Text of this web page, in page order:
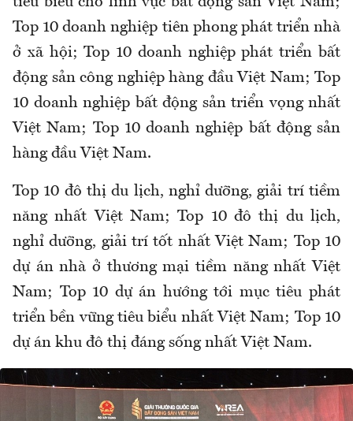
Top 10 doanh nghiệp tiên phong phát triển nhà
ở xã hội; Top 10 doanh nghiệp phát triển bất
động sản công nghiệp hàng đầu Việt Nam; Top
10 doanh nghiệp bất động sản triển vọng nhất
Việt Nam; Top 10 doanh nghiệp bất động sản
hàng đầu Việt Nam.
Top 10 đô thị du lịch, nghỉ dưỡng, giải trí tiềm
năng nhất Việt Nam; Top 10 đô thị du lịch,
nghỉ dưỡng, giải trí tốt nhất Việt Nam; Top 10
dự án nhà ở thương mại tiềm năng nhất Việt
Nam; Top 10 dự án hướng tới mục tiêu phát
triển bền vững tiêu biểu nhất Việt Nam; Top 10
dự án khu đô thị đáng sống nhất Việt Nam.